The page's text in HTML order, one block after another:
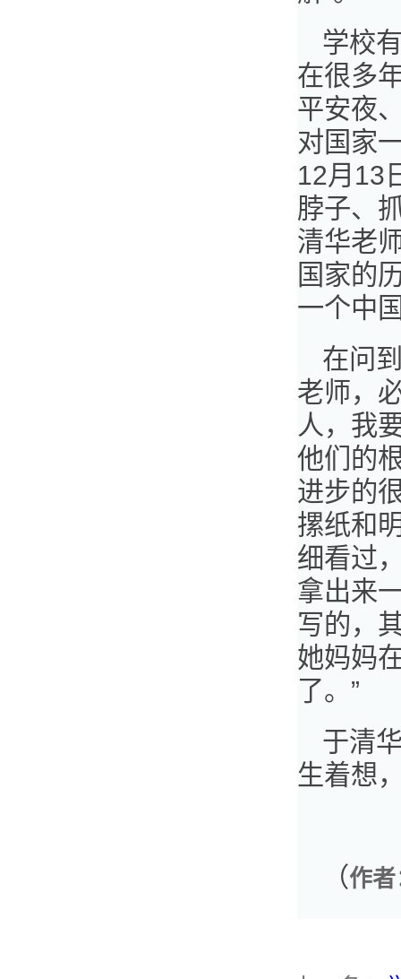
学校
在很多
平安夜
对国家
12月13
脖子、
清华老
国家的
一个中
在问
老师，
人， 我
他们的
进步的
摞纸和
细看过
拿出来
写的，
她妈妈
了。”
于清
生着想
（作